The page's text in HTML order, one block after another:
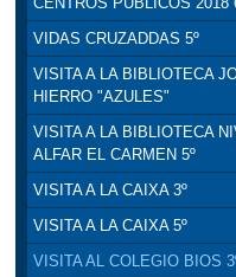
VIDAS CRUZADDAS 5º
VISITA A LA BIBLIOTECA
HIERRO "AZULES"
VISITA A LA BIBLIOTECA
ALFAR EL CARMEN 5º
VISITA A LA CAIXA 3º
VISITA A LA CAIXA 5º
VISITA AL COLEGIO BIOS